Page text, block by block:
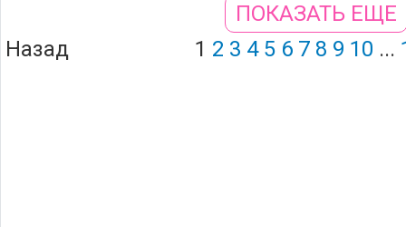
ПОКАЗАТЬ ЕЩЕ
Назад
1 2 3 4 5 6 7 8 9 10 ...